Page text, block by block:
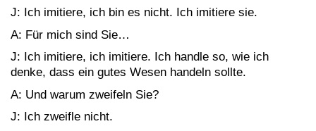
J: Ich imitiere, ich bin es nicht. Ich imitiere sie.
A: Für mich sind Sie…
J: Ich imitiere, ich imitiere. Ich handle so, wie ich
denke, dass ein gutes Wesen handeln sollte.
A: Und warum zweifeln Sie?
J: Ich zweifle nicht.